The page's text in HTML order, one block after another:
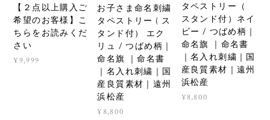
【２点以上購入ご
希望のお客様】こ
ちらをお読みくだ
さい
¥9,999
お子さま命名刺繍
タペストリー ( ス
タンド付） エク
リュ / つばめ柄｜
命名旗 ｜命名書
｜名入れ刺繍｜国
産良質素材｜遠州
浜松産
¥8,800
タペストリー（
スタンド付）ネイ
ビー / つばめ柄｜
命名旗 ｜命名書
｜名入れ刺繍｜国
産良質素材｜遠州
浜松産
¥8,800